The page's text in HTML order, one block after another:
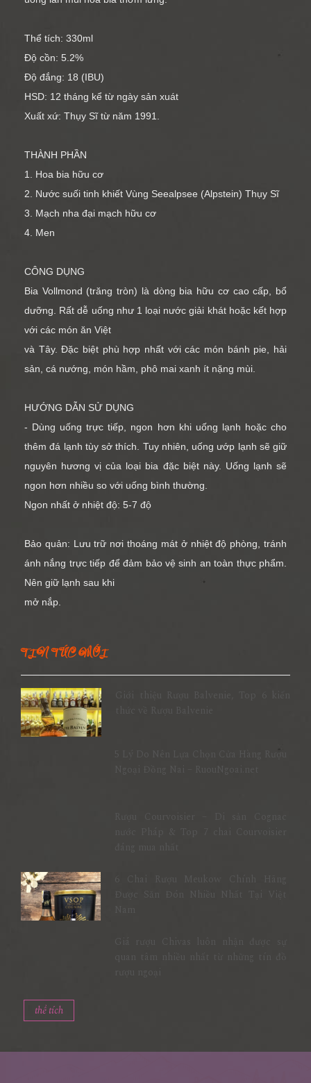
Thể tích: 330ml
Độ cồn: 5.2%
Độ đắng: 18 (IBU)
HSD: 12 tháng kể từ ngày sản xuát
Xuất xứ: Thụy Sĩ từ năm 1991.
THÀNH PHẦN
1. Hoa bia hữu cơ
2. Nước suối tinh khiết Vùng Seealpsee (Alpstein) Thụy Sĩ
3. Mạch nha đại mạch hữu cơ
4. Men
CÔNG DỤNG
Bia Vollmond (trăng tròn) là dòng bia hữu cơ cao cấp, bổ
dưỡng. Rất dễ uống như 1 loại nước giải khát hoặc kết hợp
với các món ăn Việt
và Tây. Đặc biệt phù hợp nhất với các món bánh pie, hải
sản, cá nướng, món hầm, phô mai xanh ít nặng mùi.
HƯỚNG DẪN SỬ DỤNG
- Dùng uống trực tiếp, ngon hơn khi uống lạnh hoặc cho
thêm đá lạnh tùy sở thích. Tuy nhiên, uống ướp lạnh sẽ giữ
nguyên hương vị của loại bia đặc biệt này. Uống lạnh sẽ
ngon hơn nhiều so với uống bình thường.
Ngon nhất ở nhiệt độ: 5-7 độ
Bảo quản: Lưu trữ nơi thoáng mát ở nhiệt độ phòng, tránh
ánh nắng trực tiếp để đảm bảo vệ sinh an toàn thực phẩm.
Nên giữ lạnh sau khi
mở nắp.
TIN TỨC MỚI
5 Lý Do Nên Lựa Chọn Cửa Hàng Rượu
6 Chai Rượu Meukow Chính Hãng
Được Săn Đón Nhiều Nhất Tại Việt
thể tích